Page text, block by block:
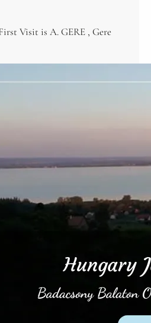
Visit is A. GERE , Gere